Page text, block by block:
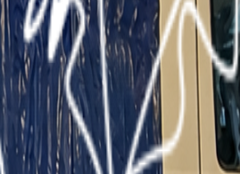
индивидуальных инженерных и